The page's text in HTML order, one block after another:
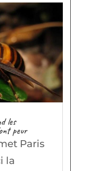
les
peur
Paris
la